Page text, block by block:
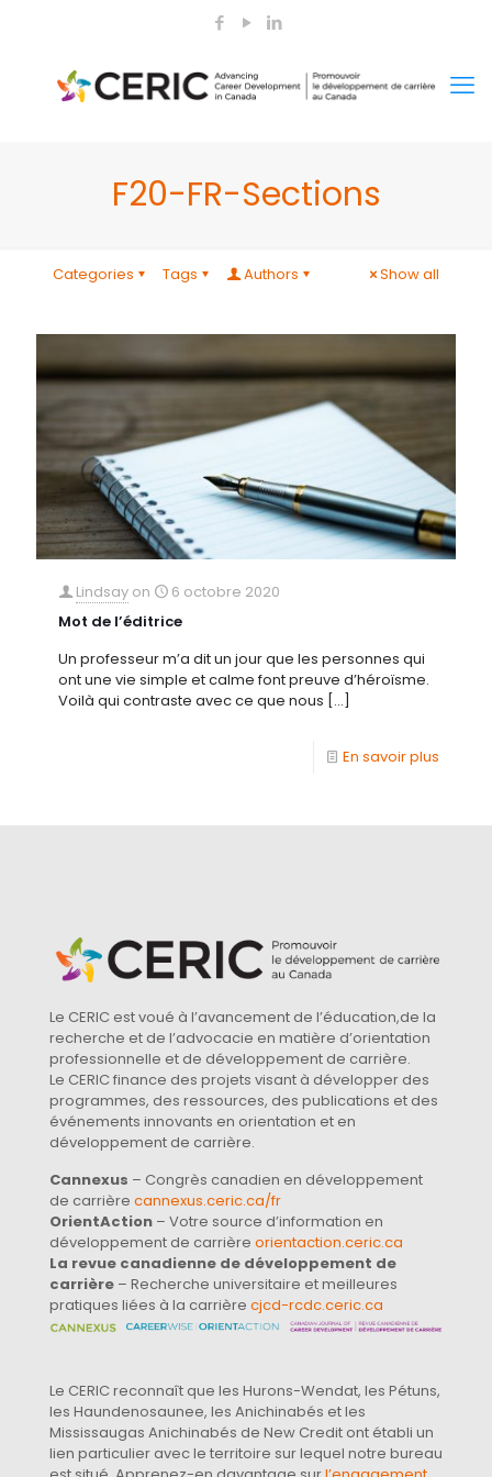
F20-FR-Sections
Categories Tags Authors Show all
Lindsay on
6 octobre 2020
Mot de l’éditrice
Un professeur m’a dit un jour que les personnes qui
ont une vie simple et calme font preuve d’héroïsme.
Voilà qui contraste avec ce que nous […]
En savoir plus
Le CERIC est voué à l’avancement de l’éducation,de la
recherche et de l’advocacie en matière d’orientation
professionnelle et de développement de carrière.
Le CERIC finance des projets visant à développer des
programmes, des ressources, des publications et des
événements innovants en orientation et en
développement de carrière.
Cannexus – Congrès canadien en développement
de carrière cannexus.ceric.ca/fr
OrientAction – Votre source d’information en
développement de carrière orientaction.ceric.ca
La revue canadienne de développement de
carrière – Recherche universitaire et meilleures
pratiques liées à la carrière cjcd-rcdc.ceric.ca
Le CERIC reconnaît que les Hurons-Wendat, les Pétuns,
les Haundenosaunee, les Anichinabés et les
Mississaugas Anichinabés de New Credit ont établi un
lien particulier avec le territoire sur lequel notre bureau